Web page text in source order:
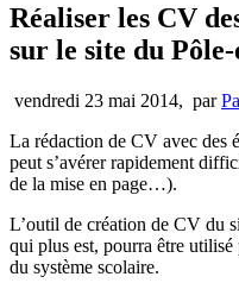
Réaliser les CV
sur le site du
vendredi 23 mai 2014, par
La rédaction de CV avec des
peut s’avérer rapidement
de la mise en page…).
L’outil de création de CV du
qui plus est, pourra être utilisé
du système scolaire.